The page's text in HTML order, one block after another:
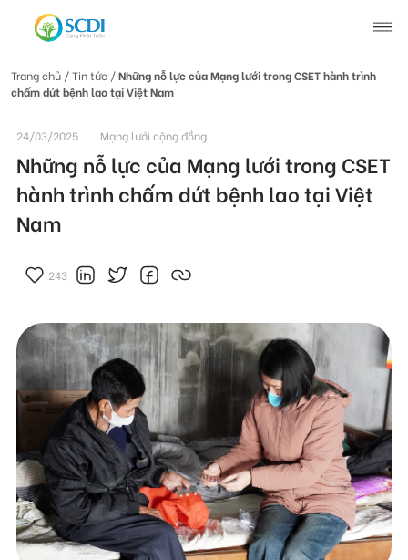
Hoạt động của SCDI
Tin tức
Tin hoạt động
Câu chuyện thay đổi
Tuyển dụng
Tài liệu
Liên hệ
TRUNG TÂM HỖ TRỢ SÁNG KIẾN PHÁT TRIỂN CỘNG ĐỒNG
Số 9, ngõ 165/30 Thái Hà, phường Đống Đa, thành phố Hà Nội, Việt Nam
Trang chủ / Tin tức /Những nỗ lực của Mạng lưới trong CSET hành trình
chấm dứt bệnh lao tại Việt Nam
24/03/2025 Mạng lưới cộng đồng
Những nỗ lực của Mạng lưới trong CSET
hành trình chấm dứt bệnh lao tại Việt
Nam
243